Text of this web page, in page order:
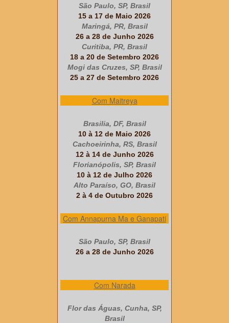
São Paulo, SP, Brasil
15 a 17 de Maio 2026
Maringá, PR, Brasil
26 a 28 de Junho 2026
Curitiba, PR, Brasil
18 a 20 de Setembro 2026
Mogi das Cruzes, SP, Brasil
25 a 27 de Setembro 2026
Com Maitreya
Brasilia, DF, Brasil
10 à 12 de Maio 2026
Cachoeirinha, RS, Brasil
12 à 14 de Junho 2026
Florianópolis, SP, Brasil
10 à 12 de Julho 2026
Alto Paraíso, GO, Brasil
2 à 4 de Outubro 2026
Com Annapurna Ma e Ganapati
São Paulo, SP, Brasil
26 a 28 de Junho 2026
Com Narada
Flor das Águas, Cunha, SP,
Brasil